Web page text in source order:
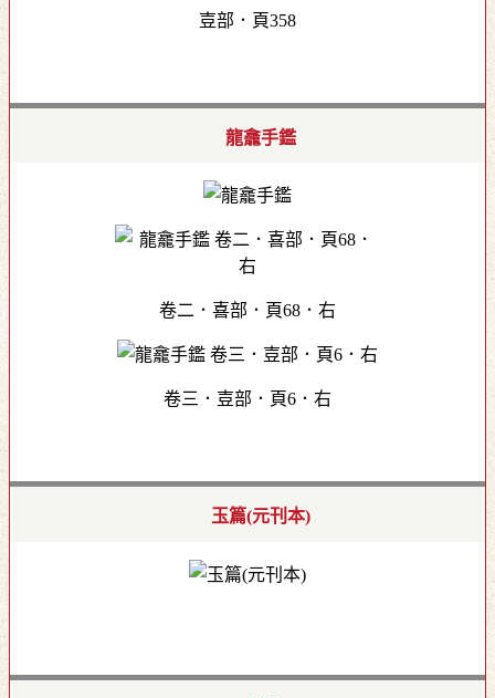
壴部．頁358
龍龕手鑑
卷二．喜部．頁68．右
卷三．壴部．頁6．右
玉篇(元刊本)